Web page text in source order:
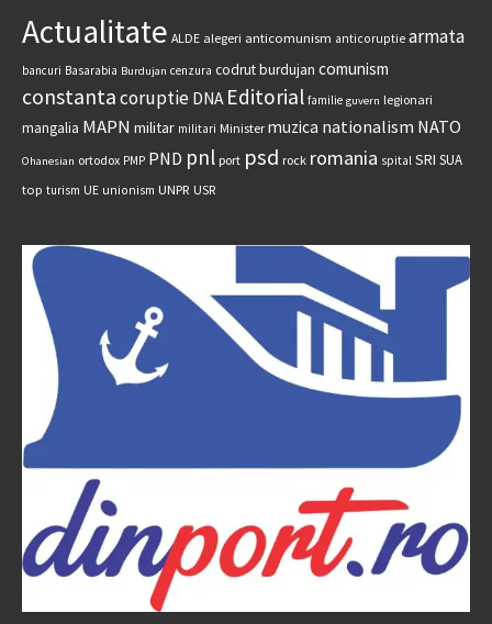
Actualitate ALDE alegeri anticomunism anticoruptie armata
bancuri Basarabia Burdujan cenzura codrut burdujan comunism
constantacoruptie DNA Editorial familie guvern legionari
mangalia MAPN militar militari Minister muzica nationalism NATO
Ohanesian ortodox PMP PND pnl port psd rock romania spital SRI SUA
top turism UE unionism UNPR USR